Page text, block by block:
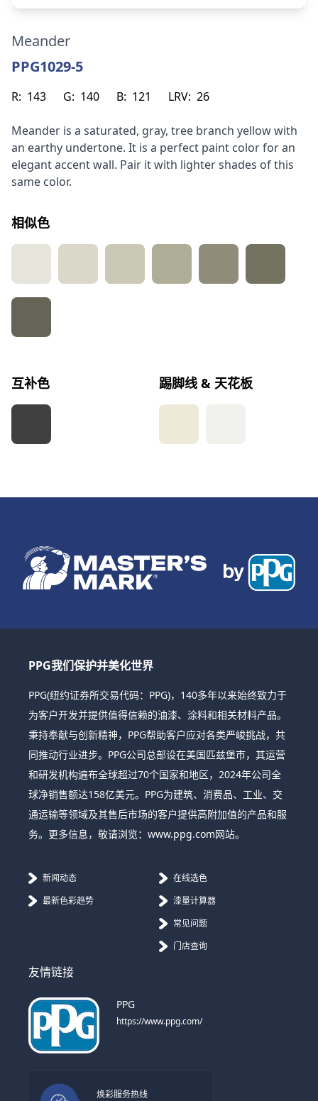
Meander
PPG1029-5
R: 143 G: 140 B: 121 LRV: 26
Meander is a saturated, gray, tree branch yellow with
an earthy undertone. It is a perfect paint color for an
elegant accent wall. Pair it with lighter shades of this
same color.
相似色
互补色 踢脚线 & 天花板
PPG我们保护并美化世界
PPG(纽约证券所交易代码：PPG)，140多年以来始终致力于
为客户开发并提供值得信赖的油漆、涂料和相关材料产品。
秉持奉献与创新精神，PPG帮助客户应对各类严峻挑战，共
同推动行业进步。PPG公司总部设在美国匹兹堡市，其运营
和研发机构遍布全球超过70个国家和地区，2024年公司全
球净销售额达158亿美元。PPG为建筑、消费品、工业、交
通运输等领域及其售后市场的客户提供高附加值的产品和服
务。更多信息，敬请浏览：www.ppg.com网站。
新闻动态
最新色彩趋势
在线选色
漆量计算器
常见问题
门店查询
友情链接
PPG
https://www.ppg.com/
焕彩服务热线